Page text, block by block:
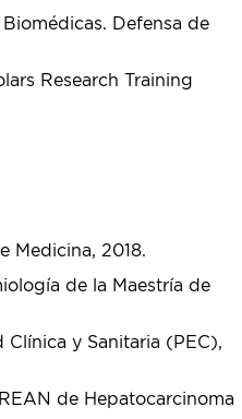
Defensa de
Research Training
Medicina, 2018.
de la Maestría de
y Sanitaria (PEC),
de Hepatocarcinoma